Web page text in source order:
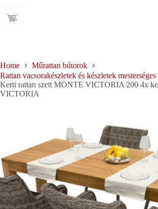
content
Home
Műrattan bútorok
Rattan vacsorakészletek és készletek
Kerti rattan szett MONTE VICTORIA 200 4x
VICTORIA